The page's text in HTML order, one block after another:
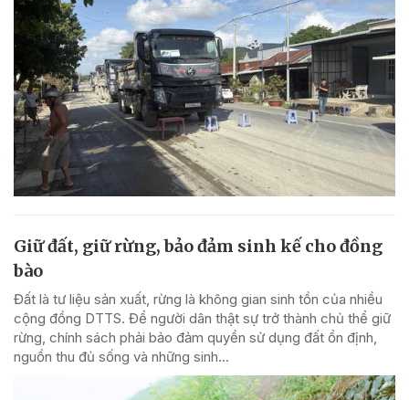
Giữ đất, giữ rừng, bảo đảm sinh kế cho đồng
bào
Đất là tư liệu sản xuất, rừng là không gian sinh tồn của nhiều
cộng đồng DTTS. Để người dân thật sự trở thành chủ thể giữ
rừng, chính sách phải bảo đảm quyền sử dụng đất ổn định,
nguồn thu đủ sống và những sinh...